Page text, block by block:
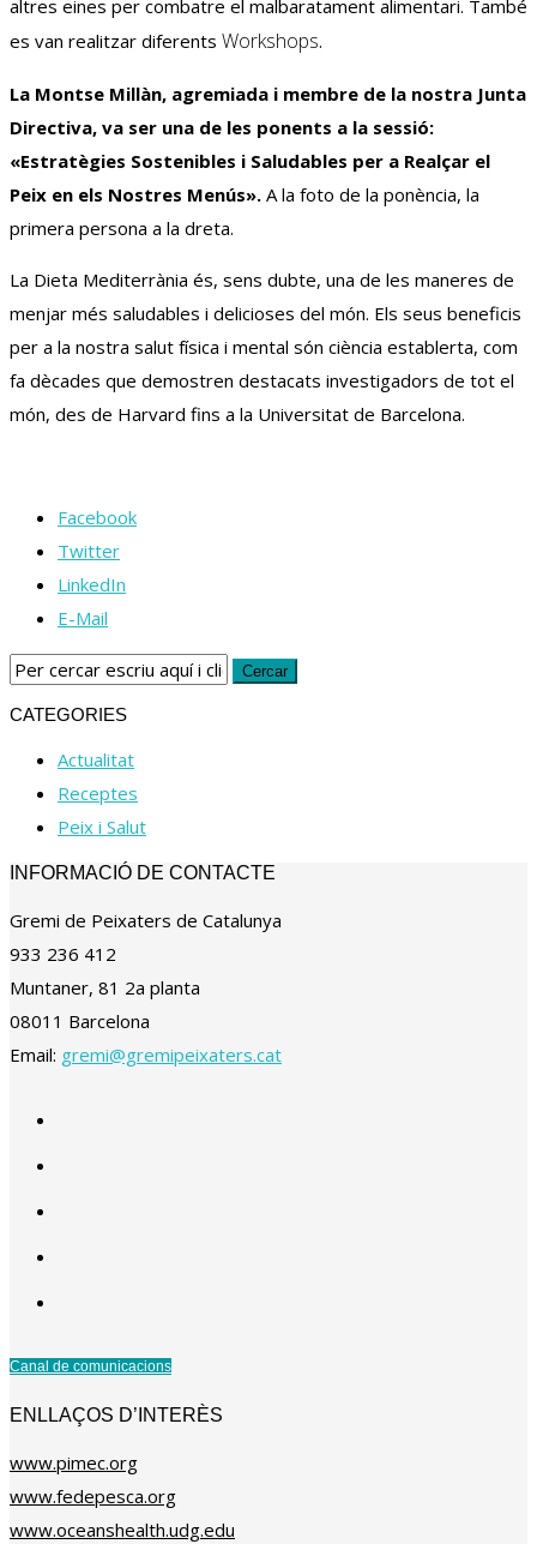
altres eines per combatre el malbaratament alimentari. També
es van realitzar diferents Workshops.
La Montse Millàn, agremiada i membre de la nostra Junta
Directiva, va ser una de les ponents a la sessió:
«Estratègies Sostenibles i Saludables per a Realçar el
Peix en els Nostres Menús». A la foto de la ponència, la
primera persona a la dreta.
La Dieta Mediterrània és, sens dubte, una de les maneres de
menjar més saludables i delicioses del món. Els seus beneficis
per a la nostra salut física i mental són ciència establerta, com
fa dècades que demostren destacats investigadors de tot el
món, des de Harvard fins a la Universitat de Barcelona.
Facebook
Twitter
LinkedIn
E-Mail
CATEGORIES
Actualitat
Receptes
Peix i Salut
INFORMACIÓ DE CONTACTE
Gremi de Peixaters de Catalunya
933 236 412
Muntaner, 81 2a planta
08011 Barcelona
Email: gremi@gremipeixaters.cat
Canal de comunicacions
ENLLAÇOS D’INTERÈS
www.pimec.org
www.fedepesca.org
www.oceanshealth.udg.edu